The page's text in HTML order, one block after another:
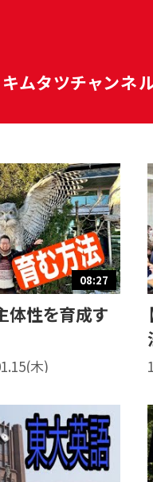
ムタツチャンネ
08:27
体性を育成す
木)